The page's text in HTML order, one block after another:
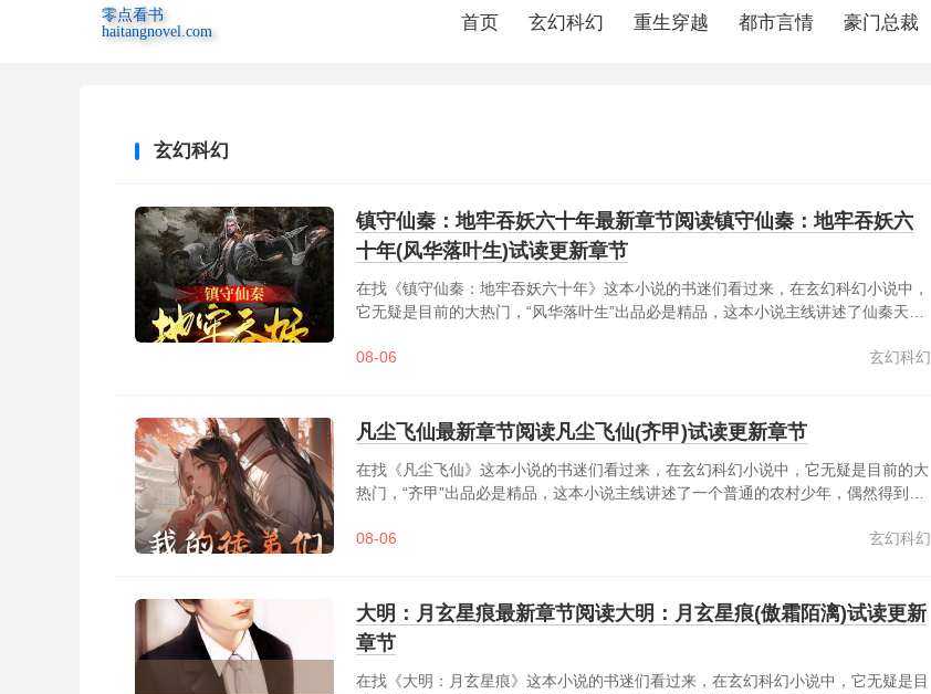
零点看书
haitangnovel.com
首页 玄幻科幻 重生穿越 都市言情 豪门总裁
玄幻科幻
镇守仙秦：地牢吞妖六十年最新章节阅读镇守仙秦：地牢吞妖六
十年(风华落叶生)试读更新章节
在找《镇守仙秦：地牢吞妖六十年》这本小说的书迷们看过来，在玄幻科幻小说中，
它无疑是目前的大热门，“风华落叶生”出品必是精品，这本小说主线讲述了仙秦天
天听。张远是庐阳府镇抚司新入职的皂衣卫。他的职责是，将那些镇抚司大牢里的恶
玄幻科幻
08-06
凡尘飞仙最新章节阅读凡尘飞仙(齐甲)试读更新章节
在找《凡尘飞仙》这本小说的书迷们看过来，在玄幻科幻小说中，它无疑是目前的大
热门，“齐甲”出品必是精品，这本小说主线讲述了一个普通的农村少年，偶然得到聚
路......
玄幻科幻
08-06
大明：月玄星痕最新章节阅读大明：月玄星痕(傲霜陌漓)试读更新
章节
在找《大明：月玄星痕》这本小说的书迷们看过来，在玄幻科幻小说中，它无疑是目